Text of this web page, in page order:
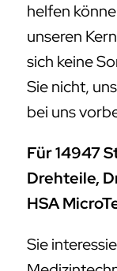
helfen
unseren
sich keine
Sie nicht,
bei uns
Für 14947
Drehteile,
HSA
Sie